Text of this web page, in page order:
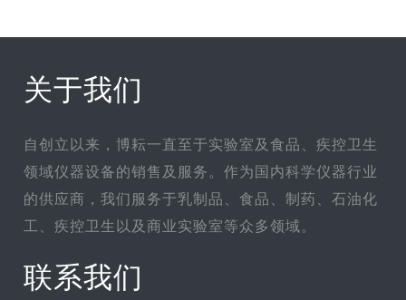
关于我们
自创立以来，博耘一直至于实验室及食品、疾控卫生
领域仪器设备的销售及服务。作为国内科学仪器行业
的供应商，我们服务于乳制品、食品、制药、石油化
工、疾控卫生以及商业实验室等众多领域。
联系我们